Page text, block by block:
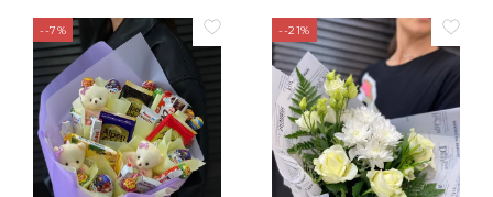
--7% --21%